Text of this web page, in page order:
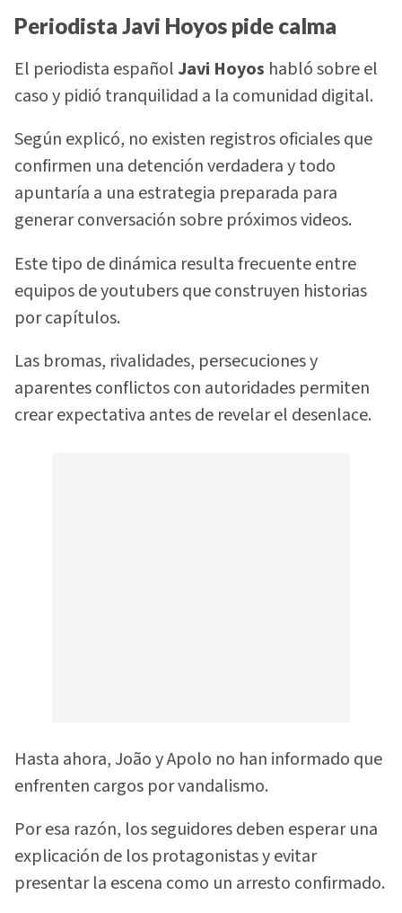
Periodista Javi Hoyos pide calma
El periodista españolJavi Hoyos habló sobre el
caso y pidió tranquilidad a la comunidad digital.
Según explicó, no existen registros oficiales que
confirmen una detención verdadera y todo
apuntaría a una estrategia preparada para
generar conversación sobre próximos videos.
Este tipo de dinámica resulta frecuente entre
equipos de youtubers que construyen historias
por capítulos.
Las bromas, rivalidades, persecuciones y
aparentes conflictos con autoridades permiten
crear expectativa antes de revelar el desenlace.
Hasta ahora, João y Apolo no han informado que
enfrenten cargos por vandalismo.
Por esa razón, los seguidores deben esperar una
explicación de los protagonistas y evitar
presentar la escena como un arresto confirmado.